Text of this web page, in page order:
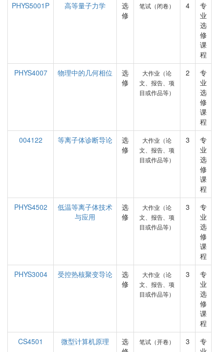
PHYS5001P
高等量子力学
选
修
笔试（闭卷） 4
专
业
选
修
课
程
PHYS4007
物理中的几何相位
选
修
大作业（论
文、报告、项
目或作品等）
2
专
业
选
修
课
程
004122
等离子体诊断导论
选
修
大作业（论
文、报告、项
目或作品等）
3
专
业
选
修
课
程
PHYS4502
低温等离子体技术
与应用
选
修
大作业（论
文、报告、项
目或作品等）
3
专
业
选
修
课
程
PHYS3004
受控热核聚变导论
选
修
大作业（论
文、报告、项
目或作品等）
3
专
业
选
修
课
程
CS4501
微型计算机原理
选
笔试（开卷） 3
专